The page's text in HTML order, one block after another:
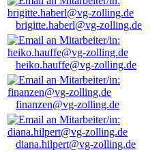
brigitte.haberl@vg-zolling.de
heiko.hauffe@vg-zolling.de
finanzen@vg-zolling.de
diana.hilpert@vg-zolling.de